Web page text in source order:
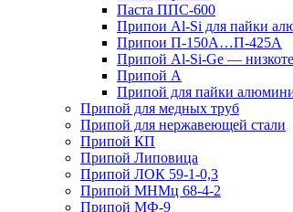
Паста ППС-600
Припои Al-Si для пайки
Припои П-150А…П-425А
Припой Al-Si-Ge —
Припой А
Припой для пайки
Припой для медных труб
Припой для нержавеющей стали
Припой КП
Припой Липовица
Припой ЛОК 59-1-0,3
Припой МНМц 68-4-2
Припой МФ-9